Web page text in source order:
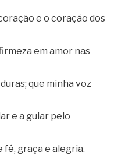
e o coração dos
em amor nas
que minha voz
e a guiar pelo
fé, graça e alegria.